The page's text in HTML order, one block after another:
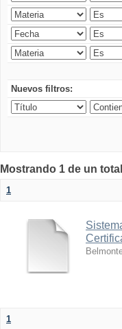
Nuevos filtros:
Mostrando 1 de un
1
1